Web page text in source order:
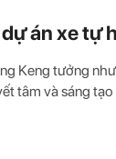
án xe tự
Keng tưởng
tâm và sáng